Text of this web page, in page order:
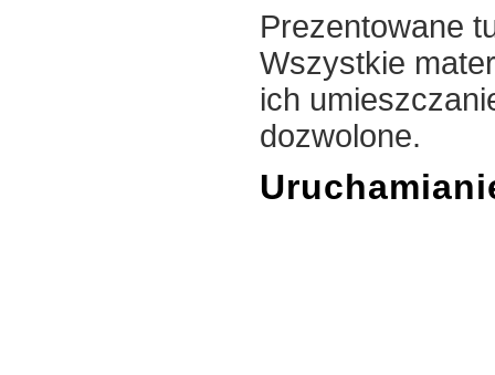
Prezentowane
Wszystkie
ich
dozwolone.